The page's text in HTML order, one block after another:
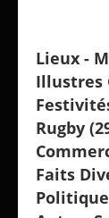
Lieux -
Illustres
Rugby
Faits
Politique